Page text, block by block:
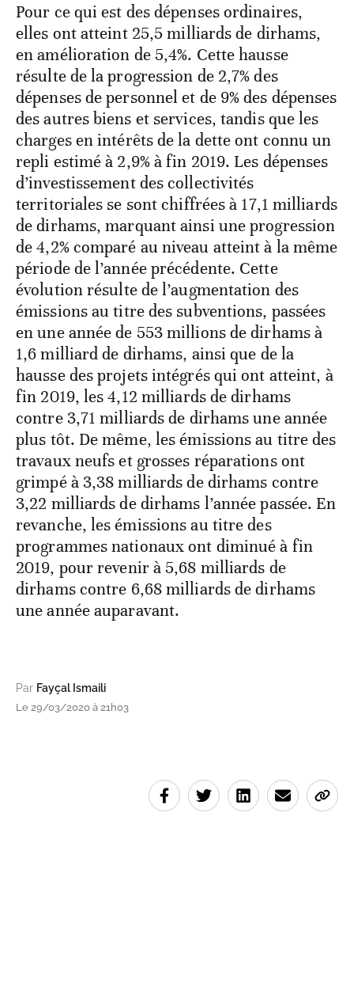
Pour ce qui est des dépenses ordinaires,
elles ont atteint 25,5 milliards de dirhams,
en amélioration de 5,4%. Cette hausse
résulte de la progression de 2,7% des
dépenses de personnel et de 9% des dépenses
des autres biens et services, tandis que les
charges en intérêts de la dette ont connu un
repli estimé à 2,9% à fin 2019. Les dépenses
d’investissement des collectivités
territoriales se sont chiffrées à 17,1 milliards
de dirhams, marquant ainsi une progression
de 4,2% comparé au niveau atteint à la même
période de l’année précédente. Cette
évolution résulte de l’augmentation des
émissions au titre des subventions, passées
en une année de 553 millions de dirhams à
1,6 milliard de dirhams, ainsi que de la
hausse des projets intégrés qui ont atteint, à
fin 2019, les 4,12 milliards de dirhams
contre 3,71 milliards de dirhams une année
plus tôt. De même, les émissions au titre des
travaux neufs et grosses réparations ont
grimpé à 3,38 milliards de dirhams contre
3,22 milliards de dirhams l’année passée. En
revanche, les émissions au titre des
programmes nationaux ont diminué à fin
2019, pour revenir à 5,68 milliards de
dirhams contre 6,68 milliards de dirhams
une année auparavant.
Par Fayçal Ismaili
Le 29/03/2020 à 21h03